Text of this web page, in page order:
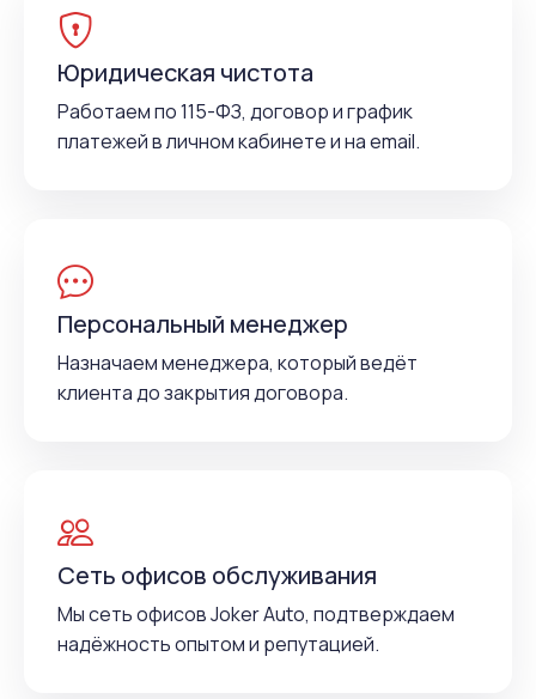
Юридическая чистота
Работаем по 115-ФЗ, договор и график
платежей в личном кабинете и на email.
Персональный менеджер
Назначаем менеджера, который ведёт
клиента до закрытия договора.
Сеть офисов обслуживания
Мы сеть офисов Joker Auto, подтверждаем
надёжность опытом и репутацией.